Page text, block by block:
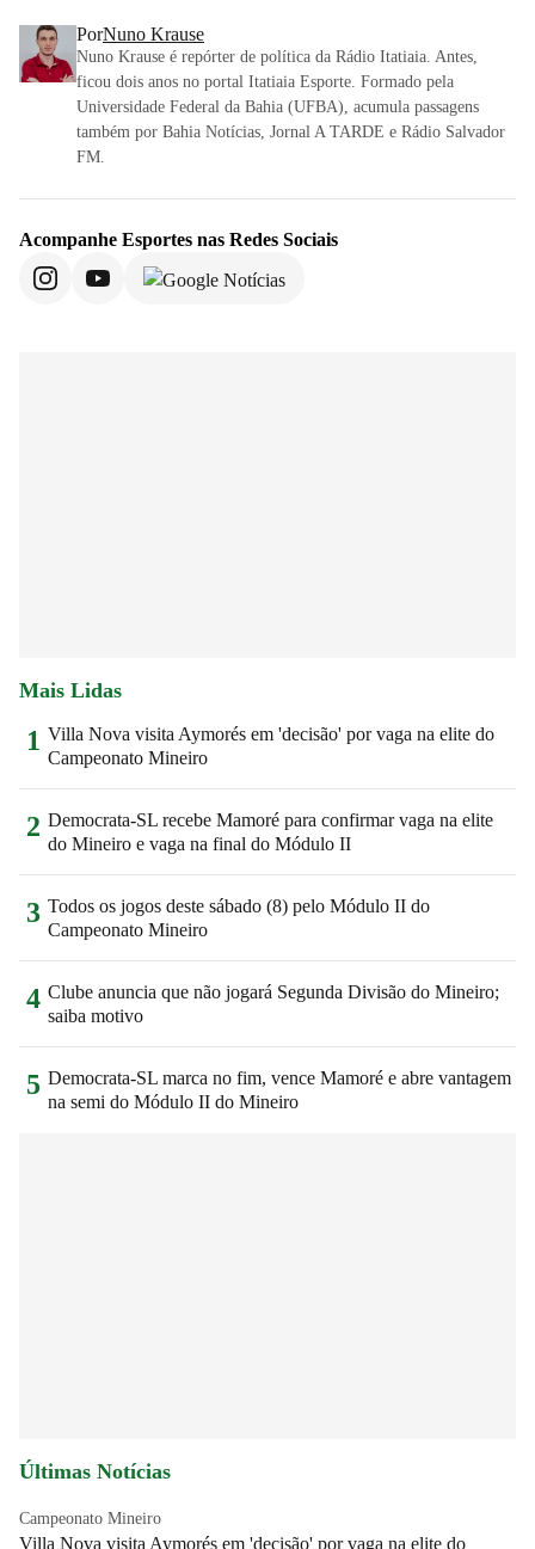
PorNuno Krause
Nuno Krause é repórter de política da Rádio Itatiaia. Antes,
ficou dois anos no portal Itatiaia Esporte. Formado pela
Universidade Federal da Bahia (UFBA), acumula passagens
também por Bahia Notícias, Jornal A TARDE e Rádio Salvador
FM.
Acompanhe Esportes nas Redes Sociais
Mais Lidas
1 Villa Nova visita Aymorés em 'decisão' por vaga na elite do
Campeonato Mineiro
2 Democrata-SL recebe Mamoré para confirmar vaga na elite
do Mineiro e vaga na final do Módulo II
3 Todos os jogos deste sábado (8) pelo Módulo II do
Campeonato Mineiro
4 Clube anuncia que não jogará Segunda Divisão do Mineiro;
saiba motivo
5 Democrata-SL marca no fim, vence Mamoré e abre vantagem
na semi do Módulo II do Mineiro
Últimas Notícias
Campeonato Mineiro
Villa Nova visita Aymorés em 'decisão' por vaga na elite do